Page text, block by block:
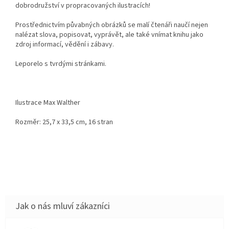
dobrodružství v propracovaných ilustracích!
Prostřednictvím půvabných obrázků se malí čtenáři naučí nejen
nalézat slova, popisovat, vyprávět, ale také vnímat knihu jako
zdroj informací, vědění i zábavy.
Leporelo s tvrdými stránkami.
Ilustrace Max Walther
Rozměr: 25,7 x 33,5 cm, 16 stran